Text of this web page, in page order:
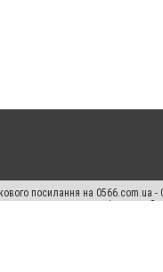
посилання на
прав переслідується